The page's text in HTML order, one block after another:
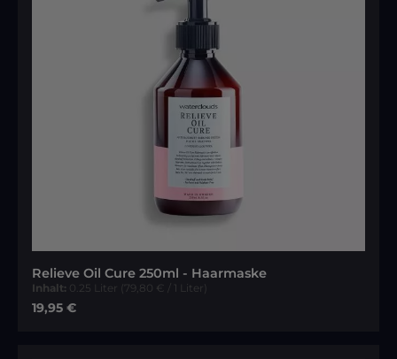
Relieve Oil Cure 250ml - Haarmaske
Inhalt: 0.25 Liter (79,80 € / 1 Liter)
Regulärer Preis:
19,95 €